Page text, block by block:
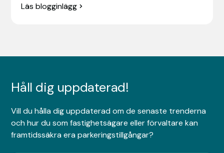
Läs blogginlägg
Håll dig uppdaterad!
Vill du hålla dig uppdaterad om de senaste trenderna
och hur du som fastighetsägare eller förvaltare kan
framtidssäkra era parkeringstillgångar?